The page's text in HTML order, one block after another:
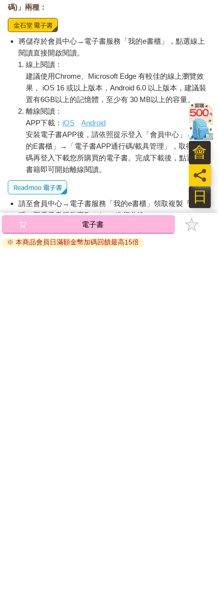
碼)」兩種：
將儲存於會員中心→電子書服務「我的e書櫃」，點選線上
閱讀直接開啟閱讀。
線上閱讀：
建議使用Chrome、Microsoft Edge 有較佳的線上瀏覽效
果， iOS 16 或以上版本，Android 6.0 以上版本，建議裝
置有6GB以上的記憶體，至少有 30 MB以上的容量。
離線閱讀：
APP下載： iOS
Android
安裝電子書APP後，請依照提示登入「會員中心」→「我
的E書櫃」→「電子書APP通行碼/載具管理」，取得通行
碼再登入下載您所購買的電子書。完成下載後，點選任一
書籍即可開始離線閱讀。
請至會員中心→電子書服務「我的e書櫃」領取複製『兌換
碼』至電子書服務商Readmoo進行兌換。
退換貨須知：
因版權保護，您在金石堂所購買的電子書僅能以金石堂專屬
電子書
※ 本商品會員日滿額金幣加碼回饋最高15倍
日
員
會